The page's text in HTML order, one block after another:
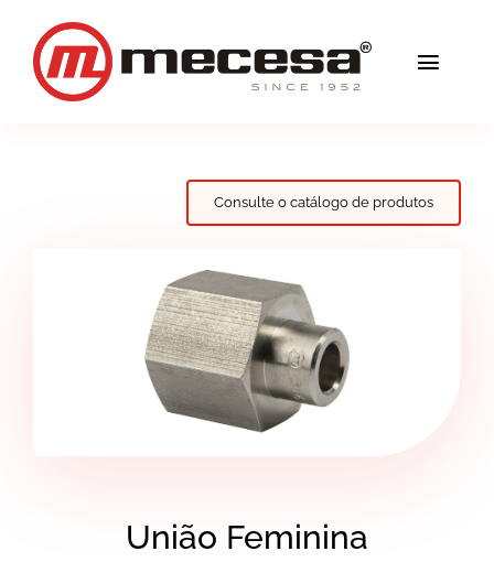
content
Consulte o catálogo de produtos
União Feminina